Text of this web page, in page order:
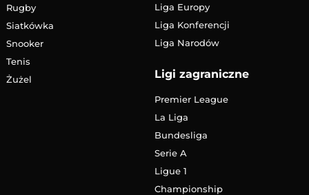
Rugby
Siatkówka
Snooker
Tenis
Żużel
Liga Europy
Liga Konferencji
Liga Narodów
Ligi zagraniczne
Premier League
La Liga
Bundesliga
Serie A
Ligue 1
Championship